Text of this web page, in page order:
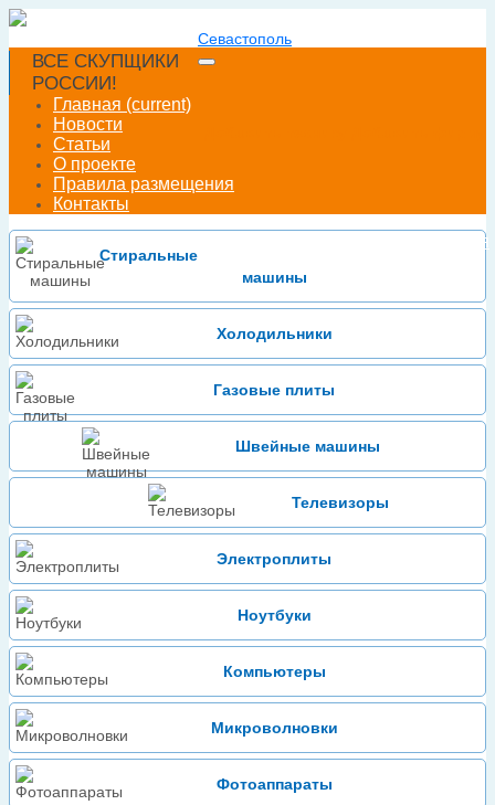
ВСЕ СКУПЩИКИ
РОССИИ!
Севастополь
Главная (current)
Новости
Статьи
О проекте
Правила размещения
Контакты
Зарегистрироваться
Стиральные
машины
Холодильники
Газовые плиты
Швейные машины
Телевизоры
Электроплиты
Ноутбуки
Компьютеры
Микроволновки
Фотоаппараты